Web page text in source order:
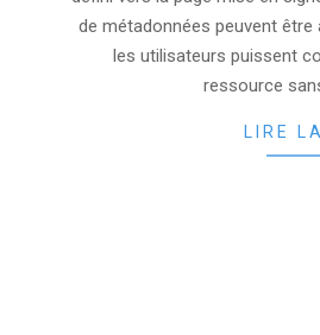
de métadonnées peuvent
les utilisateurs puissent
ressource
LIRE